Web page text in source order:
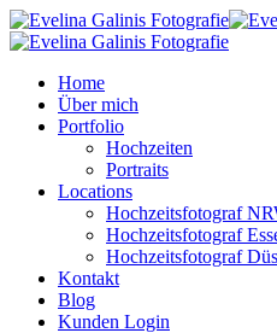
Skip
to
content
Menu
Home
Über mich
Portfolio
Hochzeiten
Portraits
Locations
Hochzeitsfotograf
Hochzeitsfotograf
Hochzeitsfotograf
Kontakt
Blog
Kunden Login